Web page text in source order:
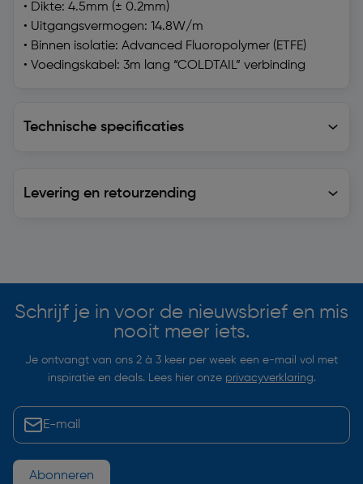
• Dikte: 4.5mm (± 0.2mm)
• Uitgangsvermogen: 14.8W/m
• Binnen isolatie: Advanced Fluoropolymer (ETFE)
• Voedingskabel: 3m lang “COLDTAIL” verbinding
Technische specificaties
Levering en retourzending
Schrijf je in voor de nieuwsbrief en mis
nooit meer iets.
Je ontvangt van ons 2 à 3 keer per week een e-mail vol met
inspiratie en deals. Lees hier onze privacyverklaring.
Abonneren